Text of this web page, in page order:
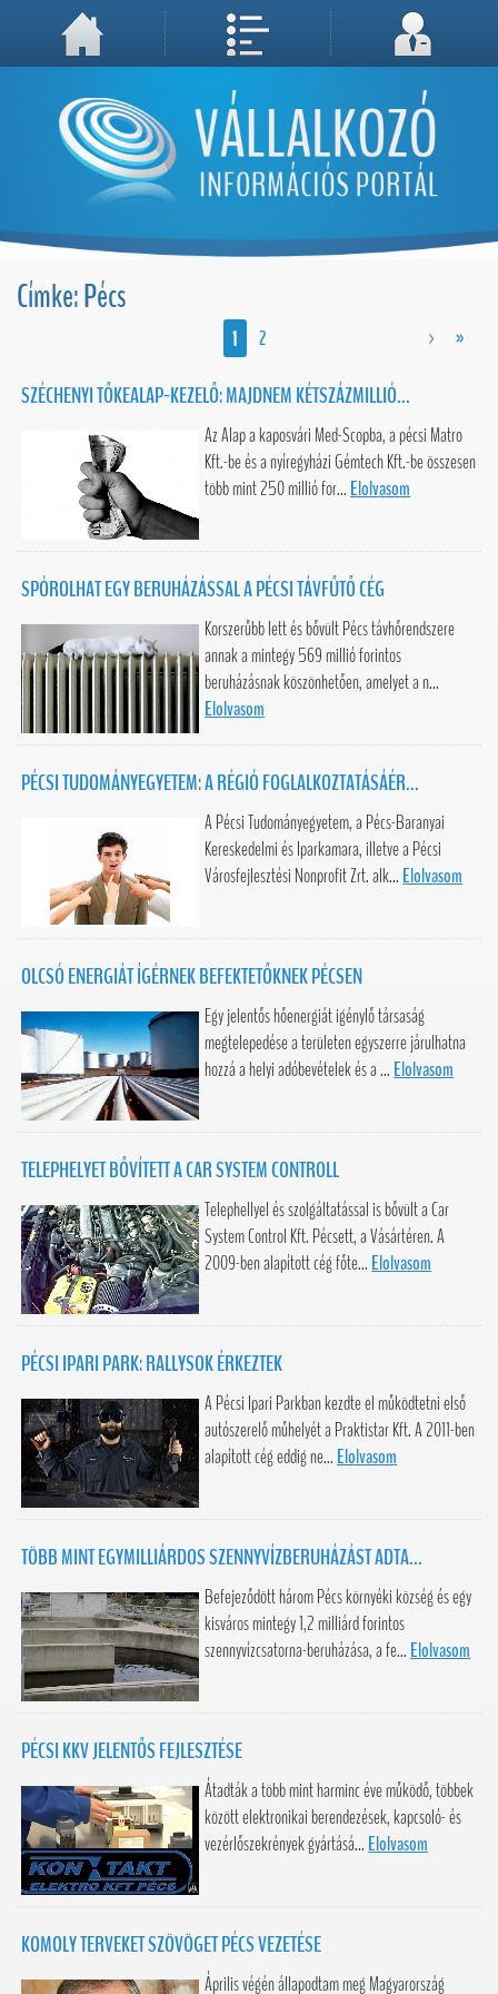
A weboldal használatával Ön elfogadja, hogy Cookie-kat (sütiket) tároljunk számítógépén. A sütik a weboldal megfelelő működéséhez
Megértettem, folytatás...
Címke: Pécs
1 2 > »
SZÉCHENYI TŐKEALAP-KEZELŐ: MAJDNEM KÉTSZÁZMILLIÓ...
Az Alap a kaposvári Med-Scopba, a pécsi Matro
Kft.-be és a nyíregyházi Gémtech Kft.-be összesen
több mint 250 millió for... Elolvasom
SPÓROLHAT EGY BERUHÁZÁSSAL A PÉCSI TÁVFŰTŐ CÉG
Korszerűbb lett és bővült Pécs távhőrendszere
annak a mintegy 569 millió forintos
beruházásnak köszönhetően, amelyet a n...
Elolvasom
PÉCSI TUDOMÁNYEGYETEM: A RÉGIÓ FOGLALKOZTATÁSÁÉR...
A Pécsi Tudományegyetem, a Pécs-Baranyai
Kereskedelmi és Iparkamara, illetve a Pécsi
Városfejlesztési Nonprofit Zrt. alk... Elolvasom
OLCSÓ ENERGIÁT ÍGÉRNEK BEFEKTETŐKNEK PÉCSEN
Egy jelentős hőenergiát igénylő társaság
megtelepedése a területen egyszerre járulhatna
hozzá a helyi adóbevételek és a ... Elolvasom
TELEPHELYET BŐVÍTETT A CAR SYSTEM CONTROLL
Telephellyel és szolgáltatással is bővült a Car
System Control Kft. Pécsett, a Vásártéren. A
2009-ben alapított cég főte... Elolvasom
PÉCSI IPARI PARK: RALLYSOK ÉRKEZTEK
A Pécsi Ipari Parkban kezdte el működtetni első
autószerelő műhelyét a Praktistar Kft. A 2011-ben
alapított cég eddig ne... Elolvasom
TÖBB MINT EGYMILLIÁRDOS SZENNYVÍZBERUHÁZÁST ADTA...
Befejeződött három Pécs környéki község és egy
kisváros mintegy 1,2 milliárd forintos
szennyvízcsatorna-beruházása, a fe... Elolvasom
PÉCSI KKV JELENTŐS FEJLESZTÉSE
Átadták a több mint harminc éve működő, többek
között elektronikai berendezések, kapcsoló- és
vezérlőszekrények gyártásá... Elolvasom
KOMOLY TERVEKET SZÖVÖGET PÉCS VEZETÉSE
Április végén állapodtam meg Magyarország